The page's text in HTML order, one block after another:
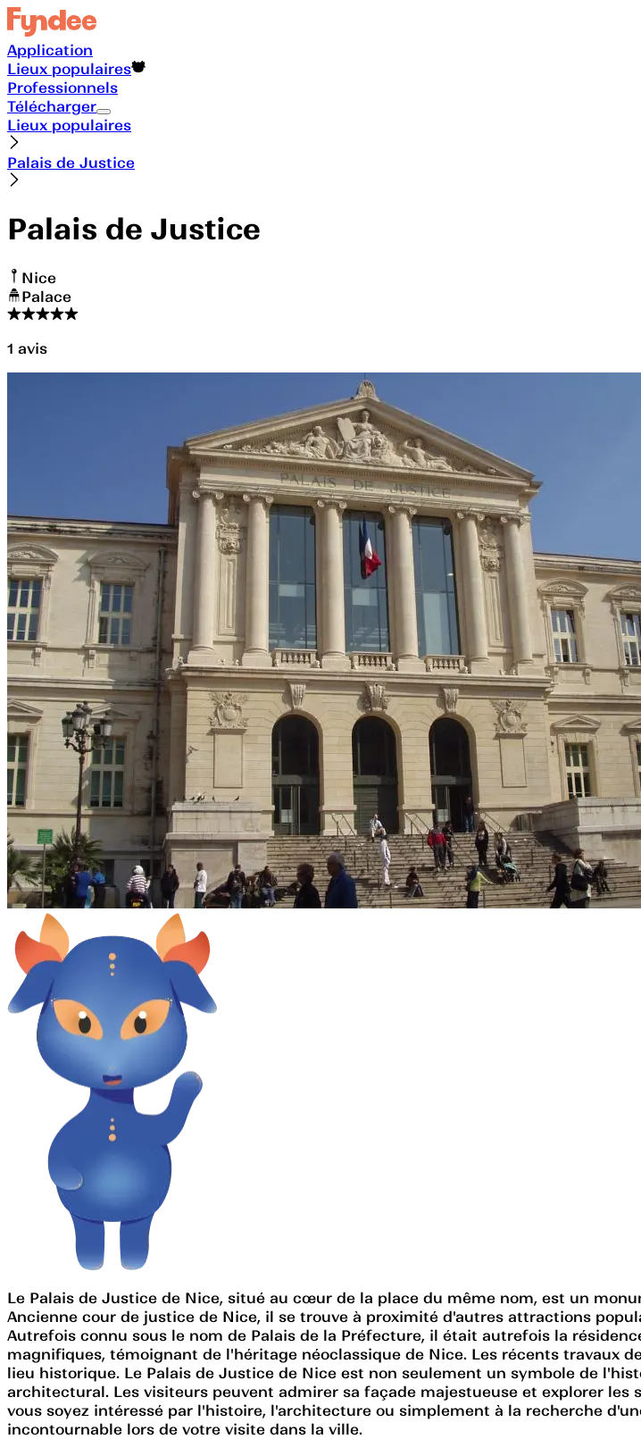
Application
Lieux populaires
Professionnels
Télécharger
Lieux populaires
Palais de Justice
Palais de Justice
Nice
Palace
1 avis
Le Palais de Justice de Nice, situé au cœur de la place du même nom, est un
Ancienne cour de justice de Nice, il se trouve à proximité d'autres attractions
Autrefois connu sous le nom de Palais de la Préfecture, il était autrefois la
magnifiques, témoignant de l'héritage néoclassique de Nice. Les récents travaux
lieu historique. Le Palais de Justice de Nice est non seulement un symbole de
architectural. Les visiteurs peuvent admirer sa façade majestueuse et explorer
vous soyez intéressé par l'histoire, l'architecture ou simplement à la recherche
incontournable lors de votre visite dans la ville.